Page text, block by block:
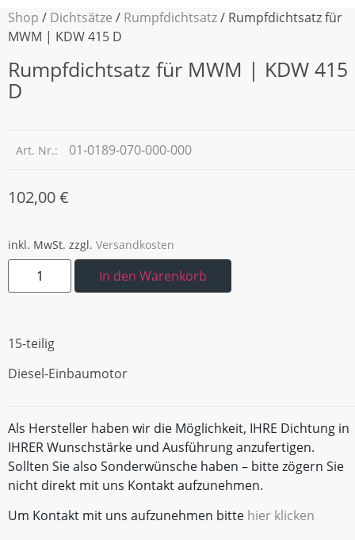
Shop / Dichtsätze / Rumpfdichtsatz/ Rumpfdichtsatz für
MWM | KDW 415 D
Rumpfdichtsatz für MWM | KDW 415
D
Art. Nr.: 01-0189-070-000-000
102,00€
inkl. MwSt. zzgl. Versandkosten
In den Warenkorb
15-teilig
Diesel-Einbaumotor
Als Hersteller haben wir die Möglichkeit, IHRE Dichtung in
IHRER Wunschstärke und Ausführung anzufertigen.
Sollten Sie also Sonderwünsche haben – bitte zögern Sie
nicht direkt mit uns Kontakt aufzunehmen.
Um Kontakt mit uns aufzunehmen bitte hier klicken